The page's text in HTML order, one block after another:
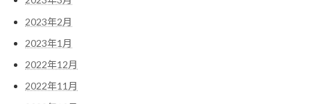
2023年2月
2023年1月
2022年12月
2022年11月